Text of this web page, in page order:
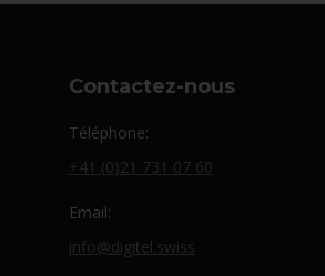
Contactez-nous
Téléphone:
+41 (0)21 731 07 60
Email:
info@digitel.swiss